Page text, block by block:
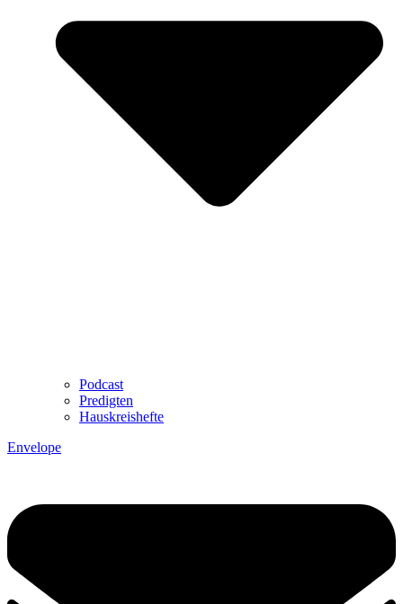
Podcast
Predigten
Hauskreishefte
Envelope